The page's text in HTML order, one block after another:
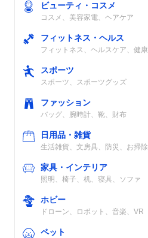
ビューティ・コスメ
コスメ、美容家電、ヘアケア
フィットネス・ヘルス
フィットネス、ヘルスケア、健康
スポーツ
スポーツ、スポーツグッズ
ファッション
バッグ、腕時計、靴、財布
日用品・雑貨
生活雑貨、文房具、防災、お掃除
家具・インテリア
照明、椅子、机、寝具、ソファ
ホビー
ドローン、ロボット、音楽、VR
ペット